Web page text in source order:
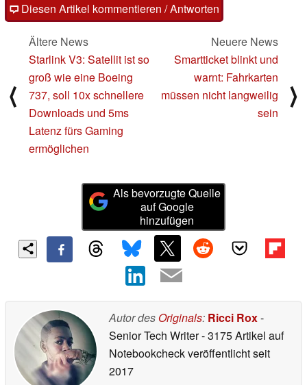
Diesen Artikel kommentieren / Antworten
⟨
Ältere News
Starlink V3: Satellit ist so
groß wie eine Boeing
737, soll 10x schnellere
Downloads und 5ms
Latenz fürs Gaming
ermöglichen
Neuere News
Smartticket blinkt und
warnt: Fahrkarten
müssen nicht langweilig
sein
⟩
Als bevorzugte Quelle
auf Google
hinzufügen
Autor des Originals: Ricci Rox-
Senior Tech Writer- 3175 Artikel auf
Notebookcheck veröffentlichtseit
2017